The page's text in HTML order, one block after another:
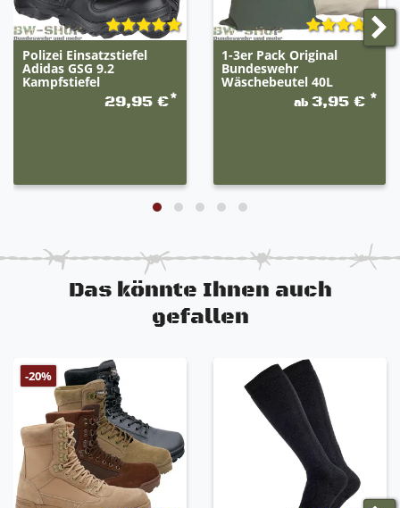
luftzirkulierend
Bitte beachten Sie
: Aufgrund der Vielzahl von
Stiefeln, ist es uns nicht möglich jeden Stiefel einzeln
Polizei Einsatzstiefel
Adidas GSG 9.2
Kampfstiefel
29,95 €*
1-3er Pack Original
Bundeswehr
Wäschebeutel 40L
ab 3,95 € *
Das könnte Ihnen auch
gefallen
-20%